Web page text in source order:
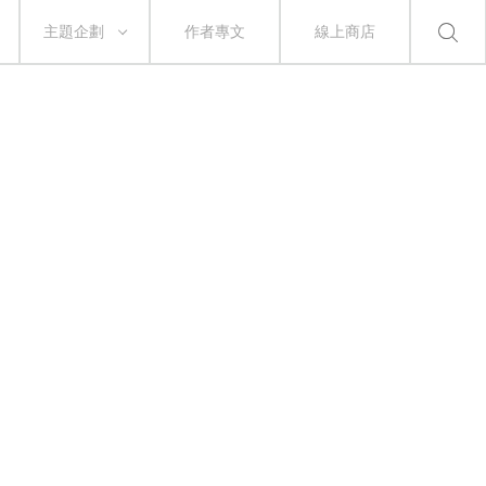
主題企劃 作者專文 線上商店